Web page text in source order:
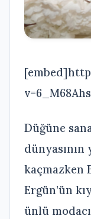
Düğüne
kaçmazken
Ergün’ün
ünlü